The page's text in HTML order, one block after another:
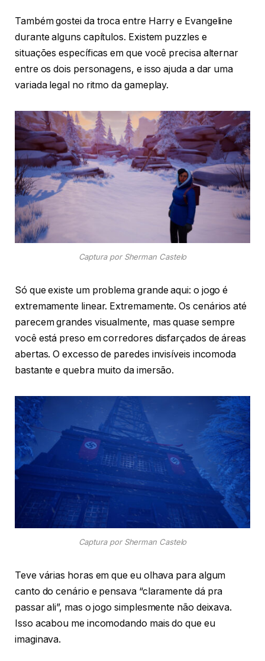
Também gostei da troca entre Harry e Evangeline
durante alguns capítulos. Existem puzzles e
situações específicas em que você precisa alternar
entre os dois personagens, e isso ajuda a dar uma
variada legal no ritmo da gameplay.
Captura por Sherman Castelo
Só que existe um problema grande aqui: o jogo é
extremamente linear. Extremamente. Os cenários até
parecem grandes visualmente, mas quase sempre
você está preso em corredores disfarçados de áreas
abertas. O excesso de paredes invisíveis incomoda
bastante e quebra muito da imersão.
Captura por Sherman Castelo
Teve várias horas em que eu olhava para algum
canto do cenário e pensava “claramente dá pra
passar ali”, mas o jogo simplesmente não deixava.
Isso acabou me incomodando mais do que eu
imaginava.